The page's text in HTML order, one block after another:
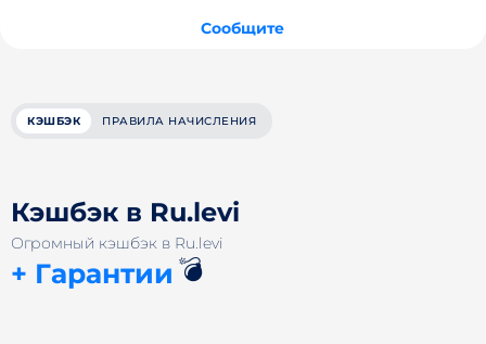
Сообщите
КЭШБЭК ПРАВИЛА НАЧИСЛЕНИЯ
Кэшбэк в Ru.levi
Огромный кэшбэк в Ru.levi
+ Гарантии 💣